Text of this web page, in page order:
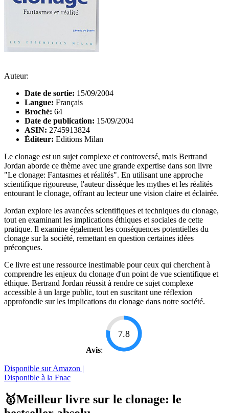
Auteur:
Date de sortie: 15/09/2004
Langue: Français
Broché: 64
Date de publication: 15/09/2004
ASIN: 2745913824
Éditeur: Editions Milan
Le clonage est un sujet complexe et controversé, mais Bertrand
Jordan aborde ce thème avec une grande expertise dans son livre
"Le clonage: Fantasmes et réalités". En utilisant une approche
scientifique rigoureuse, l'auteur dissèque les mythes et les réalités
entourant le clonage, offrant au lecteur une vision claire et éclairée.
Jordan explore les avancées scientifiques et techniques du clonage,
tout en examinant les implications éthiques et sociales de cette
pratique. Il examine également les conséquences potentielles du
clonage sur la société, remettant en question certaines idées
préconçues.
Ce livre est une ressource inestimable pour ceux qui cherchent à
comprendre les enjeux du clonage d'un point de vue scientifique et
éthique. Bertrand Jordan réussit à rendre ce sujet complexe
accessible à un large public, tout en suscitant une réflexion
approfondie sur les implications du clonage dans notre société.
Avis:
7.8
Disponible sur Amazon |
Disponible à la Fnac
🥇Meilleur livre sur le clonage: le